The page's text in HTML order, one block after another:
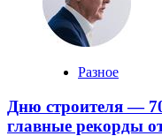
Разное
Дню строителя —
главные рекорды